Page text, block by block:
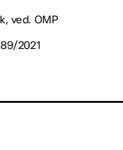
ved. OMP
2021